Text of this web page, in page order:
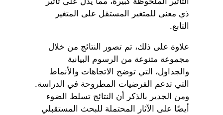
ذي معنى للمتغير المستقل على المتغير
التابع.
علاوة على ذلك، تم تصور النتائج من خلال
مجموعة متنوعة من الرسوم البيانية
والجداول، التي توضح الاتجاهات والأنماط
التي تدعم الفرضيات المطروحة في الدراسة.
ومن الجدير بالذكر أن النتائج تسلط الضوء
أيضًا على الآثار المحتملة للبحث المستقبلي